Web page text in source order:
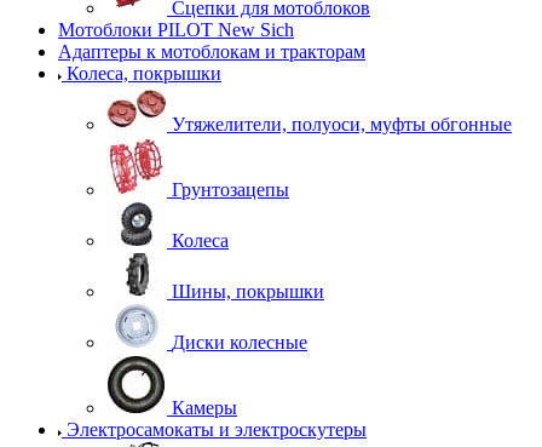
Сцепки для мотоблоков
Мотоблоки PILOT New Sich
Адаптеры к мотоблокам и тракторам
Колеса, покрышки
Утяжелители, полуоси, муфты обгонные
Грунтозацепы
Колеса
Шины, покрышки
Диски колесные
Камеры
Электросамокаты и электроскутеры